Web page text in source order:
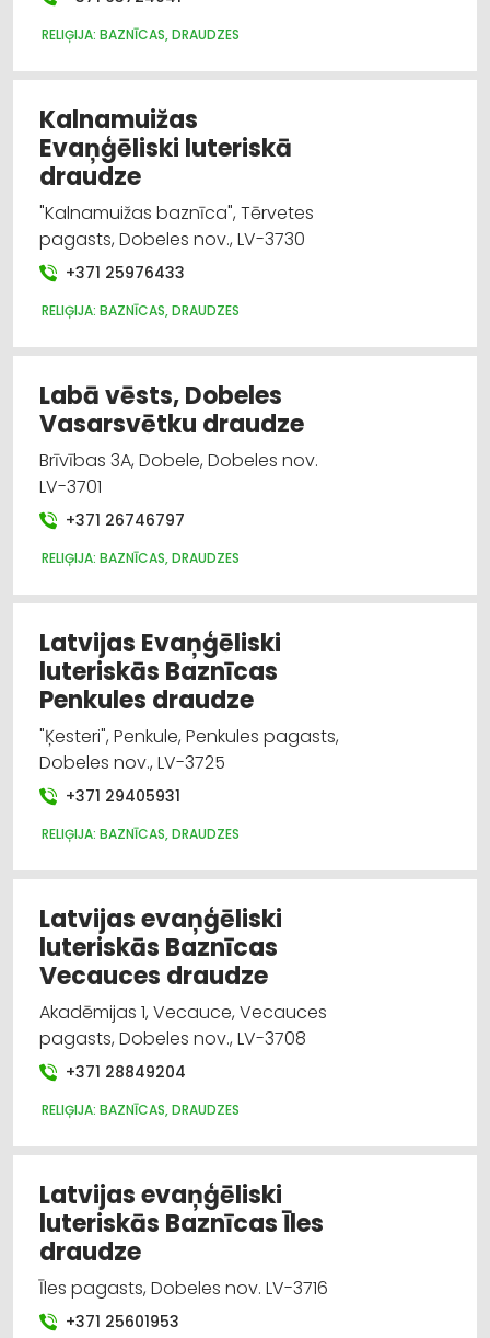
RELIĢIJA: BAZNĪCAS, DRAUDZES
Kalnamuižas
Evaņģēliski luteriskā
draudze
"Kalnamuižas baznīca", Tērvetes
pagasts, Dobeles nov., LV-3730
+371 25976433
RELIĢIJA: BAZNĪCAS, DRAUDZES
Labā vēsts, Dobeles
Vasarsvētku draudze
Brīvības 3A, Dobele, Dobeles nov.
LV-3701
+371 26746797
RELIĢIJA: BAZNĪCAS, DRAUDZES
Latvijas Evaņģēliski
luteriskās Baznīcas
Penkules draudze
"Ķesteri", Penkule, Penkules pagasts,
Dobeles nov., LV-3725
+371 29405931
RELIĢIJA: BAZNĪCAS, DRAUDZES
Latvijas evaņģēliski
luteriskās Baznīcas
Vecauces draudze
Akadēmijas 1, Vecauce, Vecauces
pagasts, Dobeles nov., LV-3708
+371 28849204
RELIĢIJA: BAZNĪCAS, DRAUDZES
Latvijas evaņģēliski
luteriskās Baznīcas Īles
draudze
Īles pagasts, Dobeles nov. LV-3716
+371 25601953